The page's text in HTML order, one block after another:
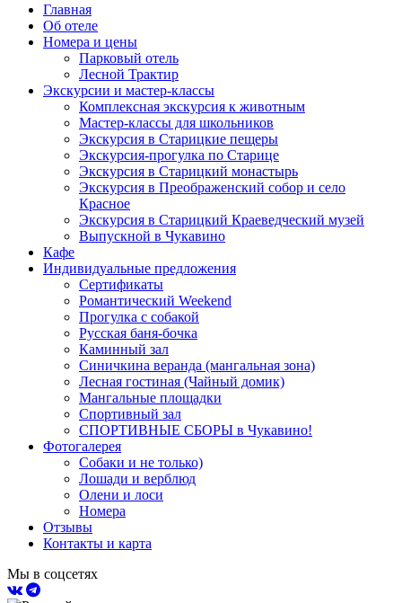
Главная
Об отеле
Номера и цены
Парковый отель
Лесной Трактир
Экскурсии и мастер-классы
Комплексная экскурсия к животным
Мастер-классы для школьников
Экскурсия в Старицкие пещеры
Экскурсия-прогулка по Старице
Экскурсия в Старицкий монастырь
Экскурсия в Преображенский собор и село
Красное
Экскурсия в Старицкий Краеведческий музей
Выпускной в Чукавино
Кафе
Индивидуальные предложения
Сертификаты
Романтический Weekend
Прогулка с собакой
Русская баня-бочка
Каминный зал
Синичкина веранда (мангальная зона)
Лесная гостиная (Чайный домик)
Мангальные площадки
Спортивный зал
СПОРТИВНЫЕ СБОРЫ в Чукавино!
Фотогалерея
Собаки и не только)
Лошади и верблюд
Олени и лоси
Номера
Отзывы
Контакты и карта
Мы в соцсетях